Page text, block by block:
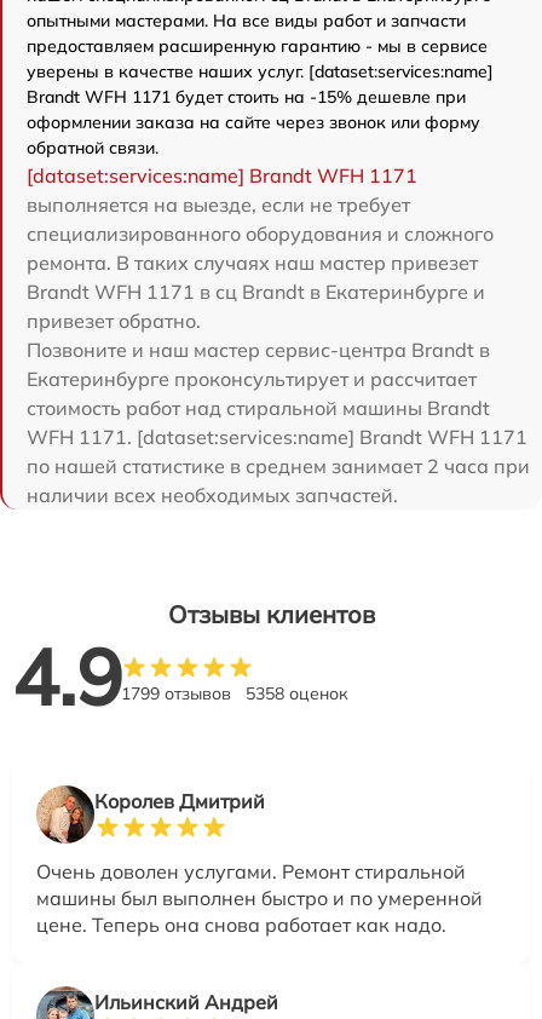
опытными мастерами. На все виды работ и запчасти
предоставляем расширенную гарантию - мы в сервисе
уверены в качестве наших услуг. [dataset:services:name]
Brandt WFH 1171 будет стоить на -15% дешевле при
оформлении заказа на сайте через звонок или форму
обратной связи.
[dataset:services:name] Brandt WFH 1171
выполняется на выезде, если не требует
специализированного оборудования и сложного
ремонта. В таких случаях наш мастер привезет
Brandt WFH 1171 в сц Brandt в Екатеринбурге и
привезет обратно.
Позвоните и наш мастер сервис-центра Brandt в
Екатеринбурге проконсультирует и рассчитает
стоимость работ над стиральной машины Brandt
WFH 1171. [dataset:services:name] Brandt WFH 1171
по нашей статистике в среднем занимает 2 часа при
наличии всех необходимых запчастей.
Отзывы клиентов
4.91799 отзывов 5358 оценок
Королев Дмитрий
Очень доволен услугами. Ремонт стиральной
машины был выполнен быстро и по умеренной
цене. Теперь она снова работает как надо.
Ильинский Андрей